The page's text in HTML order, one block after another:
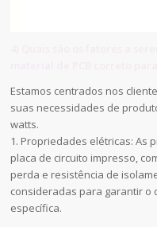
Estamos centrados nos
suas necessidades de
watts.
1. Propriedades elétricas: As
placa de circuito impresso,
perda e resistência de
consideradas para garantir o
específica.